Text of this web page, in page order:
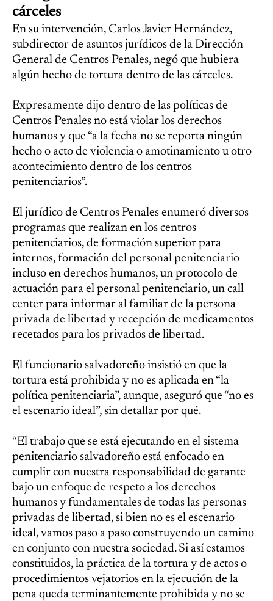
cárceles
En su intervención, Carlos Javier Hernández,
subdirector de asuntos jurídicos de la Dirección
General de Centros Penales, negó que hubiera
algún hecho de tortura dentro de las cárceles.
Expresamente dijo dentro de las políticas de
Centros Penales no está violar los derechos
humanos y que “a la fecha no se reporta ningún
hecho o acto de violencia o amotinamiento u otro
acontecimiento dentro de los centros
penitenciarios”.
El jurídico de Centros Penales enumeró diversos
programas que realizan en los centros
penitenciarios, de formación superior para
internos, formación del personal penitenciario
incluso en derechos humanos, un protocolo de
actuación para el personal penitenciario, un call
center para informar al familiar de la persona
privada de libertad y recepción de medicamentos
recetados para los privados de libertad.
El funcionario salvadoreño insistió en que la
tortura está prohibida y no es aplicada en “la
política penitenciaria”, aunque, aseguró que “no es
el escenario ideal”, sin detallar por qué.
“El trabajo que se está ejecutando en el sistema
penitenciario salvadoreño está enfocado en
cumplir con nuestra responsabilidad de garante
bajo un enfoque de respeto a los derechos
humanos y fundamentales de todas las personas
privadas de libertad, si bien no es el escenario
ideal, vamos paso a paso construyendo un camino
en conjunto con nuestra sociedad. Si así estamos
constituidos, la práctica de la tortura y de actos o
procedimientos vejatorios en la ejecución de la
pena queda terminantemente prohibida y no se